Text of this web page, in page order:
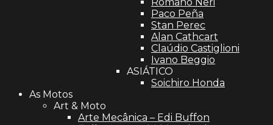
Paco Peña
Stan Perec
Alan Cathcart
Claúdio Castiglioni
Ivano Beggio
ASIÁTICO
Soichiro Honda
As Motos
Art & Moto
Arte Mecânica – Edi Buffon